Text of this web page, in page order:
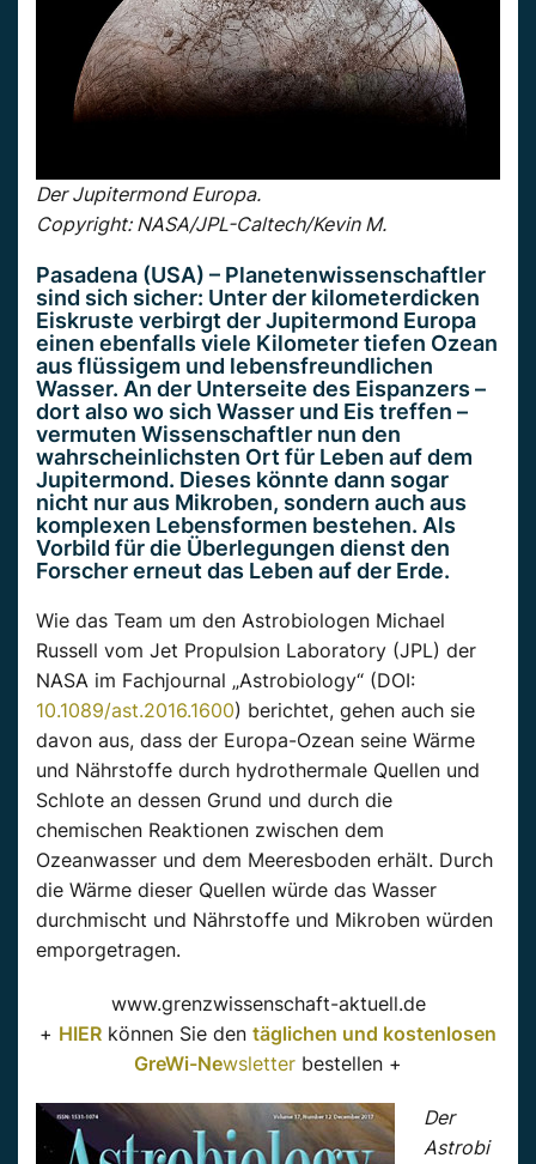
Der Jupitermond Europa.
Copyright: NASA/JPL-Caltech/Kevin M.
Pasadena (USA) – Planetenwissenschaftler
sind sich sicher: Unter der kilometerdicken
Eiskruste verbirgt der Jupitermond Europa
einen ebenfalls viele Kilometer tiefen Ozean
aus flüssigem und lebensfreundlichen
Wasser. An der Unterseite des Eispanzers –
dort also wo sich Wasser und Eis treffen –
vermuten Wissenschaftler nun den
wahrscheinlichsten Ort für Leben auf dem
Jupitermond. Dieses könnte dann sogar
nicht nur aus Mikroben, sondern auch aus
komplexen Lebensformen bestehen. Als
Vorbild für die Überlegungen dienst den
Forscher erneut das Leben auf der Erde.
Wie das Team um den Astrobiologen Michael
Russell vom Jet Propulsion Laboratory (JPL) der
NASA im Fachjournal „Astrobiology“ (DOI:
10.1089/ast.2016.1600) berichtet, gehen auch sie
davon aus, dass der Europa-Ozean seine Wärme
und Nährstoffe durch hydrothermale Quellen und
Schlote an dessen Grund und durch die
chemischen Reaktionen zwischen dem
Ozeanwasser und dem Meeresboden erhält. Durch
die Wärme dieser Quellen würde das Wasser
durchmischt und Nährstoffe und Mikroben würden
emporgetragen.
www.grenzwissenschaft-aktuell.de
+ HIER können Sie den täglichen und kostenlosen
GreWi-Newsletter bestellen +
Der
Astrobi